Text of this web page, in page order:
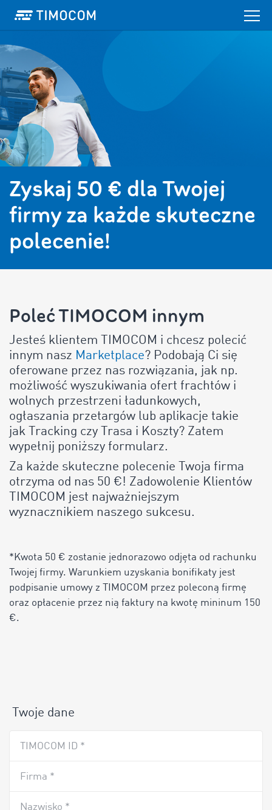
Zyskaj 50 € dla Twojej
firmy za każde skuteczne
polecenie!
Poleć TIMOCOM innym
Jesteś klientem TIMOCOM i chcesz polecić
innym nasz Marketplace? Podobają Ci się
oferowane przez nas rozwiązania, jak np.
możliwość wyszukiwania ofert frachtów i
wolnych przestrzeni ładunkowych,
ogłaszania przetargów lub aplikacje takie
jak Tracking czy Trasa i Koszty? Zatem
wypełnij poniższy formularz.
Za każde skuteczne polecenie Twoja firma
otrzyma od nas 50 €! Zadowolenie Klientów
TIMOCOM jest najważniejszym
wyznacznikiem naszego sukcesu.
*Kwota 50 € zostanie jednorazowo odjęta od rachunku
Twojej firmy. Warunkiem uzyskania bonifikaty jest
podpisanie umowy z TIMOCOM przez poleconą firmę
oraz opłacenie przez nią faktury na kwotę mininum 150
€.
Twoje dane
TIMOCOM ID *
Firma *
Nazwisko *